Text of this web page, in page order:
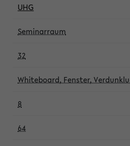
UHG
Seminarraum
32
Whiteboard, Fenster,
8
64